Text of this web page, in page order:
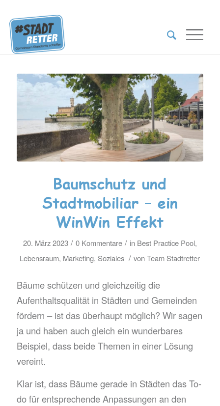
Baumschutz und
Stadtmobiliar – ein
WinWin Effekt
20. März 2023 / 0 Kommentare / in Best Practice Pool,
Lebensraum, Marketing, Soziales / vonTeam Stadtretter
Bäume schützen und gleichzeitig die
Aufenthaltsqualität in Städten und Gemeinden
fördern – ist das überhaupt möglich? Wir sagen
ja und haben auch gleich ein wunderbares
Beispiel, dass beide Themen in einer Lösung
vereint.
Klar ist, dass Bäume gerade in Städten das To-
do für entsprechende Anpassungen an den